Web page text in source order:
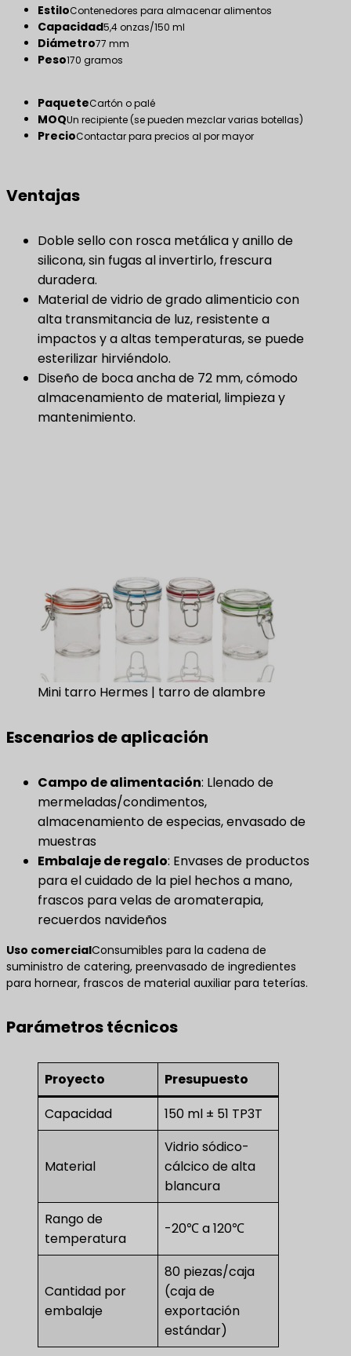
EstiloContenedores para almacenar alimentos
Capacidad5,4 onzas/150 ml
Diámetro77 mm
Peso170 gramos
PaqueteCartón o palé
MOQUn recipiente (se pueden mezclar varias botellas)
PrecioContactar para precios al por mayor
Ventajas
Doble sello con rosca metálica y anillo de
silicona, sin fugas al invertirlo, frescura
duradera.
Material de vidrio de grado alimenticio con
alta transmitancia de luz, resistente a
impactos y a altas temperaturas, se puede
esterilizar hirviéndolo.
Diseño de boca ancha de 72 mm, cómodo
almacenamiento de material, limpieza y
mantenimiento.
Mini tarro Hermes | tarro de alambre
Escenarios de aplicación
Campo de alimentación​: Llenado de
mermeladas/condimentos,
almacenamiento de especias, envasado de
muestras
Embalaje de regalo​: Envases de productos
para el cuidado de la piel hechos a mano,
frascos para velas de aromaterapia,
recuerdos navideños
Uso comercialConsumibles para la cadena de
suministro de catering, preenvasado de ingredientes
para hornear, frascos de material auxiliar para teterías.
Parámetros técnicos
Proyecto
Presupuesto
Capacidad
150 ml ± 51 TP3T
Material
Vidrio sódico-
cálcico de alta
blancura
Rango de
temperatura
-20℃ a 120℃
Cantidad por
embalaje
80 piezas/caja
(caja de
exportación
estándar)